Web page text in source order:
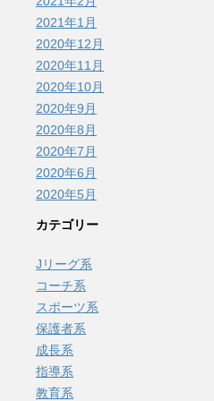
2021年1月
2020年12月
2020年11月
2020年10月
2020年9月
2020年8月
2020年7月
2020年6月
2020年5月
カテゴリー
Jリーグ系
コーチ系
スポーツ系
保護者系
成長系
指導系
教育系